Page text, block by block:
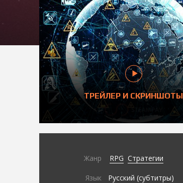
ТРЕЙЛЕР И СКРИНШОТЫ
Жанр RPG Стратегии
Язык Русский (субтитры)